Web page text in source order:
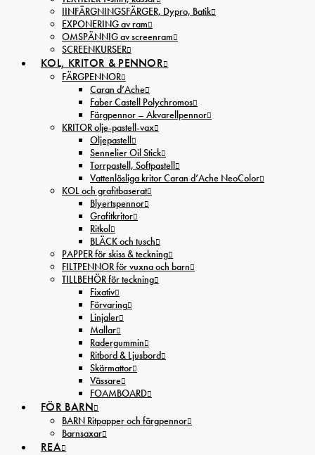
IINFÄRGNINGSFÄRGER, Dypro, Batik
EXPONERING av ram
OMSPÄNNIG av screenram
SCREENKURSER
KOL, KRITOR & PENNOR
FÄRGPENNOR
Caran d’Ache
Faber Castell Polychromos
Färgpennor – Akvarellpennor
KRITOR olje-pastell-vax
Oljepastell
Sennelier Oil Stick
Torrpastell, Softpastell
Vattenlösliga kritor Caran d’Ache NeoColor
KOL och grafitbaserat
Blyertspennor
Grafitkritor
Ritkol
BLÄCK och tusch
PAPPER för skiss & teckning
FILTPENNOR för vuxna och barn
TILLBEHÖR för teckning
Fixativ
Förvaring
Linjaler
Mallar
Radergummin
Ritbord & Ljusbord
Skärmattor
Vässare
FOAMBOARD
FÖR BARN
BARN Ritpapper och färgpennor
Barnsaxar
REA